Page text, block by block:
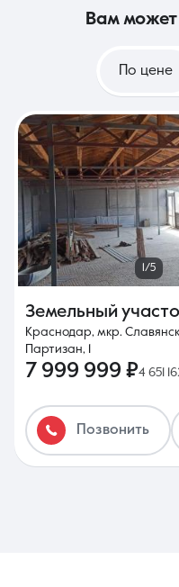
вам
По цене
1/5
Земельный
Краснодар, мкр.
Партизан, 1
7 999 999 ₽4 651
Позвонить